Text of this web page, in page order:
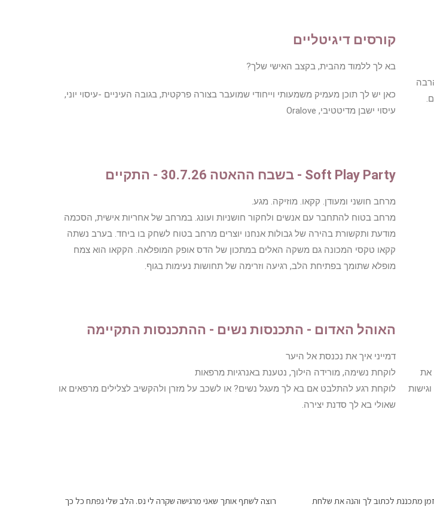
קורסים דיגיטליים
בא לך ללמוד מהבית, בקצב האישי שלך?
כאן יש לך תוכן מעמיק משמעותי וייחודי שמועבר בצורה פרקטית, בגובה העיניים -עיסוי יוני,
עיסוי ישבן מדיטטיבי, Oralove
Soft Play Party - בשבח ההאטה 30.7.26 - התקיים
מרחב חושני ומעודן. קקאו. מוזיקה. מגע.
מרחב בטוח להתחבר עם אנשים ולחקור חושניות ועונג. במרחב של אחריות אישית, הסכמה
מודעת ותקשורת בהירה של גבולות אנחנו יוצרים מרחב בטוח לשחק בו ביחד. בערב נשתה
קקאו טקסי המכונה גם משקה האלים במתכון של הדס אופק המופלאה. הקקאו הוא צמח
מופלא שתומך בפתיחת הלב, רגיעה וזרימה של תחושות נעימות בגוף.
את
האוהל האדום - התכנסות נשים - ההתכנסות התקיימה
דמייני איך את נכנסת אל היער
לוקחת נשימה, מורידה הילוך, נטענת באנרגיות מרפאות
לוקחת רגע להתלבט אם בא לך מעגל נשים? או לשכב על מזרן ולהקשיב לצלילים מרפאים או
שאולי בא לך סדנת יצירה.
זמן מתכננת לכתוב לך והנה את שלחת
רוצה לשתף אותך שאני מרגישה שקרה לי נס. הלב שלי נפתח כל כך